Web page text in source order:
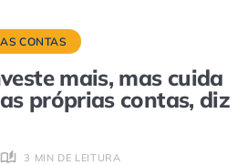
CONTAS
mais, mas cuida
próprias contas, diz
3 MIN DE LEITURA